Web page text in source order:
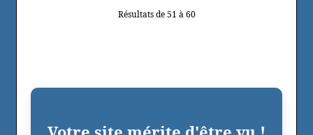
Résultats de 51 à 60